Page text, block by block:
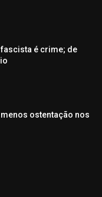
é crime; de
ostentação nos